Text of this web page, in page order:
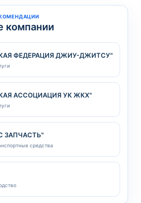
компании
ФЕДЕРАЦИЯ ДЖИУ-ДЖИТСУ"
АССОЦИАЦИЯ УК ЖКХ"
ЗАПЧАСТЬ"
средства